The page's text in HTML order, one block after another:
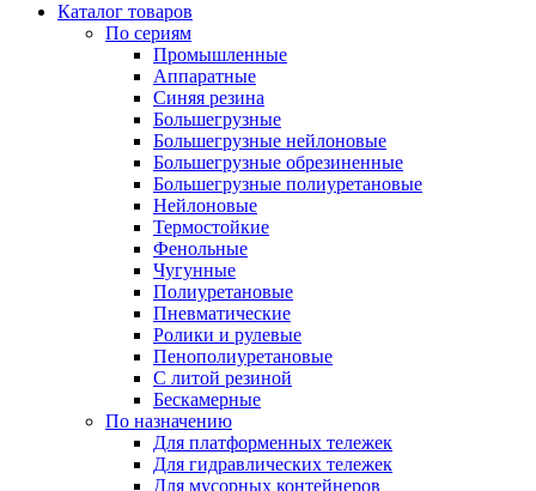
Каталог товаров
По сериям
Промышленные
Аппаратные
Синяя резина
Большегрузные
Большегрузные нейлоновые
Большегрузные обрезиненные
Большегрузные полиуретановые
Нейлоновые
Термостойкие
Фенольные
Чугунные
Полиуретановые
Пневматические
Ролики и рулевые
Пенополиуретановые
С литой резиной
Бескамерные
По назначению
Для платформенных тележек
Для гидравлических тележек
Для мусорных контейнеров